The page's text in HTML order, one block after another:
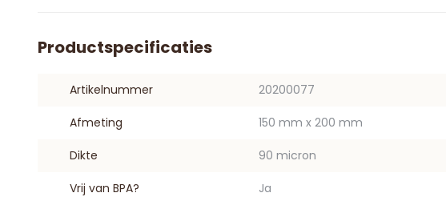
Productspecificaties
Artikelnummer 20200077
Afmeting 150 mm x 200 mm
Dikte 90 micron
Vrij van BPA? Ja